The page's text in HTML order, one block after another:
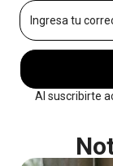
Al suscribirte